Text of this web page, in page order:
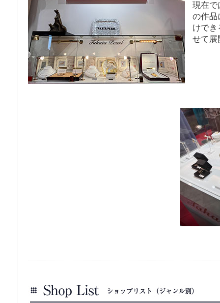
現在で
の作品
けでき
せて展